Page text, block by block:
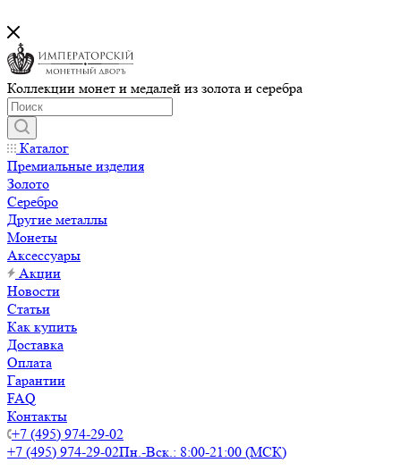
Коллекции монет и медалей из золота и серебра
Каталог
Премиальные изделия
Золото
Серебро
Другие металлы
Монеты
Аксессуары
Акции
Новости
Статьи
Как купить
Доставка
Оплата
Гарантии
FAQ
Контакты
+7 (495) 974-29-02
+7 (495) 974-29-02Пн.-Вск.: 8:00-21:00 (МСК)